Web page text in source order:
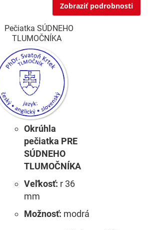
Zobraziť podrobnosti
Pečiatka SÚDNEHO
TLUMOČNÍKA
Okrúhla
pečiatka PRE
SÚDNEHO
TLUMOČNÍKA
Veľkosť: r 36
mm
Možnosť: modrá